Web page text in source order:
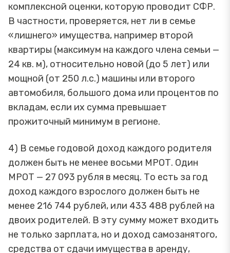
комплексной оценки, которую проводит СФР.
В частности, проверяется, нет ли в семье
«лишнего» имущества, например второй
квартиры (максимум на каждого члена семьи —
24 кв. м), относительно новой (до 5 лет) или
мощной (от 250 л.с.) машины или второго
автомобиля, большого дома или процентов по
вкладам, если их сумма превышает
прожиточный минимум в регионе.
4) В семье годовой доход каждого родителя
должен быть не менее восьми МРОТ. Один
МРОТ — 27 093 рубля в месяц. То есть за год
доход каждого взрослого должен быть не
менее 216 744 рублей, или 433 488 рублей на
двоих родителей. В эту сумму может входить
не только зарплата, но и доход самозанятого,
средства от сдачи имущества в аренду,